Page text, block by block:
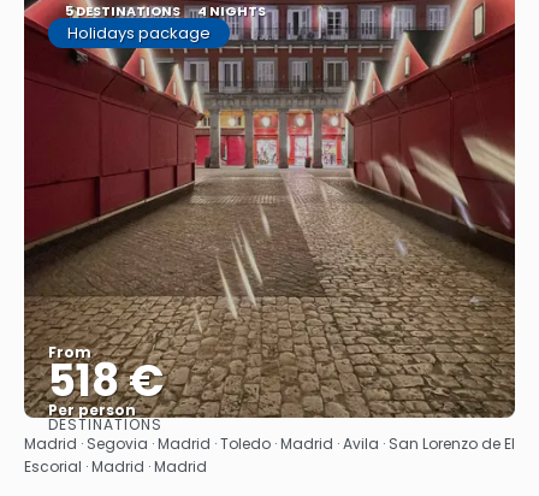
5 DESTINATIONS 4 NIGHTS
Holidays package
From
518 €
Per person
See
DESTINATIONS
Madrid · Segovia · Madrid · Toledo · Madrid · Avila · San Lorenzo de El
Escorial · Madrid · Madrid